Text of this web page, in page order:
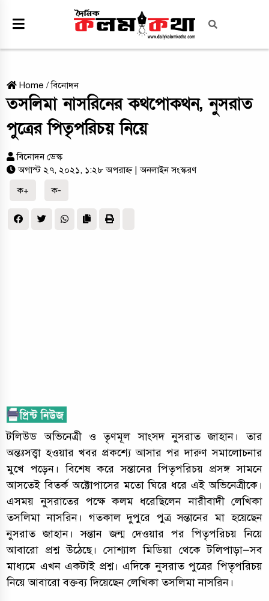
Home /বিনোদন
তসলিমা নাসরিনের কথপোকথন, নুসরাত
পুত্রের পিতৃপরিচয় নিয়ে
বিনোদন ডেস্ক
অগাস্ট ২৭, ২০২১, ১:২৮ অপরাহ্ন
| অনলাইন সংস্করণ
ক+
ক-
টলিউড অভিনেত্রী ও তৃণমূল সাংসদ নুসরাত জাহান। তার
অন্তঃসত্ত্বা হওয়ার খবর প্রকশ্যে আসার পর দারুণ সমালোচনার
মুখে পড়েন। বিশেষ করে সন্তানের পিতৃপরিচয় প্রসঙ্গ সামনে
আসতেই বিতর্ক অক্টোপাসের মতো ঘিরে ধরে এই অভিনেত্রীকে।
এসময় নুসরাতের পক্ষে কলম ধরেছিলেন নারীবাদী লেখিকা
তসলিমা নাসরিন। গতকাল দুপুরে পুত্র সন্তানের মা হয়েছেন
নুসরাত জাহান। সন্তান জন্ম দেওয়ার পর পিতৃপরিচয় নিয়ে
আবারো প্রশ্ন উঠেছে। সোশ‌্যাল মিডিয়া থেকে টলিপাড়া—সব
মাধ‌্যমে এখন একটাই প্রশ্ন। এদিকে নুসরাত পুত্রের পিতৃপরিচয়
নিয়ে আবারো বক্তব‌্য দিয়েছেন লেখিকা তসলিমা নাসরিন।